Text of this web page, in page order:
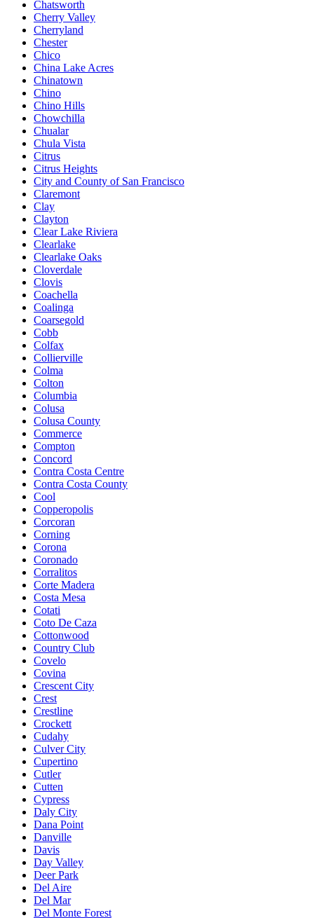
Chatsworth
Cherry Valley
Cherryland
Chester
Chico
China Lake Acres
Chinatown
Chino
Chino Hills
Chowchilla
Chualar
Chula Vista
Citrus
Citrus Heights
City and County of San Francisco
Claremont
Clay
Clayton
Clear Lake Riviera
Clearlake
Clearlake Oaks
Cloverdale
Clovis
Coachella
Coalinga
Coarsegold
Cobb
Colfax
Collierville
Colma
Colton
Columbia
Colusa
Colusa County
Commerce
Compton
Concord
Contra Costa Centre
Contra Costa County
Cool
Copperopolis
Corcoran
Corning
Corona
Coronado
Corralitos
Corte Madera
Costa Mesa
Cotati
Coto De Caza
Cottonwood
Country Club
Covelo
Covina
Crescent City
Crest
Crestline
Crockett
Cudahy
Culver City
Cupertino
Cutler
Cutten
Cypress
Daly City
Dana Point
Danville
Davis
Day Valley
Deer Park
Del Aire
Del Mar
Del Monte Forest